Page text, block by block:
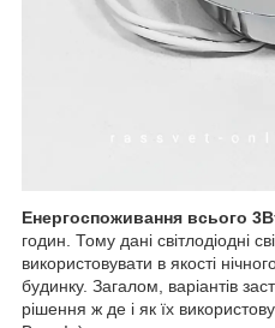
Енергоспоживання всього
годин. Тому дані світлодіодні
використовувати в якості
будинку. Загалом, варіантів
рішення ж де і як їх